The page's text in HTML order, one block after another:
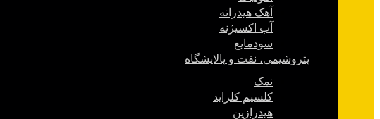
آهک هیدراته
آب اکسیژنه
سودمایع
پتروشیمی، نفت و پالایشگاه
نمک
کلسیم کلراید
هیدرازین